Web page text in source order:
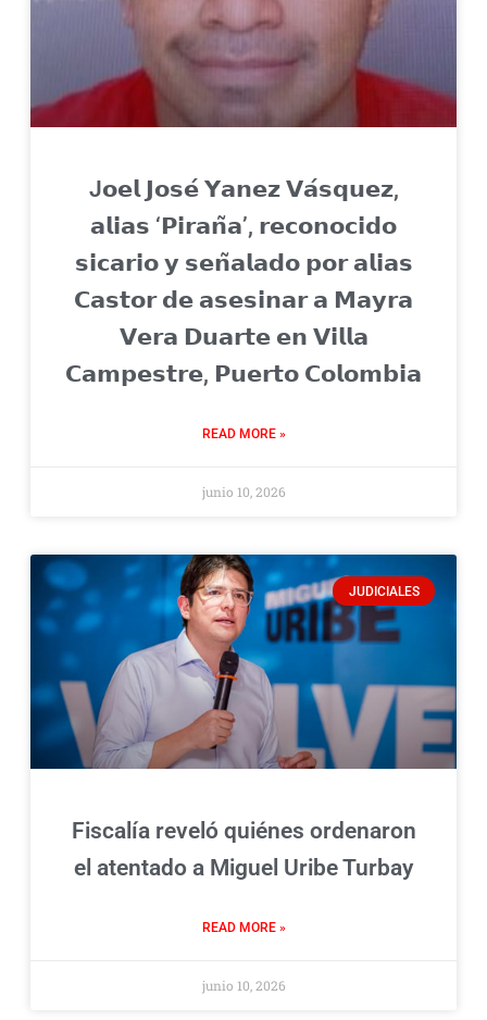
J𝗼𝗲𝗹 𝗝𝗼𝘀𝗲́ 𝗬𝗮𝗻𝗲𝘇 𝗩𝗮́𝘀𝗾𝘂𝗲𝘇,
𝗮𝗹𝗶𝗮𝘀 ‘𝗣𝗶𝗿𝗮𝗻̃𝗮’, 𝗿𝗲𝗰𝗼𝗻𝗼𝗰𝗶𝗱𝗼
𝘀𝗶𝗰𝗮𝗿𝗶𝗼 𝘆 𝘀𝗲𝗻̃𝗮𝗹𝗮𝗱𝗼 𝗽𝗼𝗿 𝗮𝗹𝗶𝗮𝘀
𝗖𝗮𝘀𝘁𝗼𝗿 𝗱𝗲 𝗮𝘀𝗲𝘀𝗶𝗻𝗮𝗿 𝗮 𝗠𝗮𝘆𝗿𝗮
𝗩𝗲𝗿𝗮 𝗗𝘂𝗮𝗿𝘁𝗲 𝗲𝗻 𝗩𝗶𝗹𝗹𝗮
𝗖𝗮𝗺𝗽𝗲𝘀𝘁𝗿𝗲, 𝗣𝘂𝗲𝗿𝘁𝗼 𝗖𝗼𝗹𝗼𝗺𝗯𝗶𝗮
READ MORE »
junio 10, 2026
JUDICIALES
Fiscalía reveló quiénes ordenaron
el atentado a Miguel Uribe Turbay
READ MORE »
junio 10, 2026